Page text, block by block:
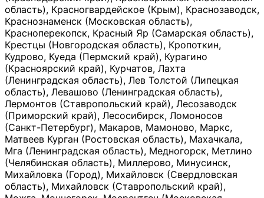
область), Красногвардейское (Крым), Краснозаводск,
Краснознаменск (Московская область),
Красноперекопск, Красный Яр (Самарская область),
Крестцы (Новгородская область), Кропоткин,
Кудрово, Куеда (Пермский край), Курагино
(Красноярский край), Курчатов, Лахта
(Ленинградская область), Лев Толстой (Липецкая
область), Левашово (Ленинградская область),
Лермонтов (Ставропольский край), Лесозаводск
(Приморский край), Лесосибирск, Ломоносов
(Санкт-Петербург), Макаров, Мамоново, Маркс,
Матвеев Курган (Ростовская область), Махачкала,
Мга (Ленинградская область), Медногорск, Метлино
(Челябинская область), Миллерово, Минусинск,
Михайловка (Город), Михайловск (Свердловская
область), Михайловск (Ставропольский край),